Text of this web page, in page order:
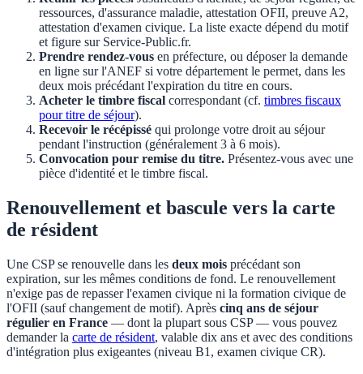
ressources, d'assurance maladie, attestation OFII, preuve A2,
attestation d'examen civique. La liste exacte dépend du motif
et figure sur Service-Public.fr.
Prendre rendez-vous en préfecture, ou déposer la demande
en ligne sur l'ANEF si votre département le permet, dans les
deux mois précédant l'expiration du titre en cours.
Acheter le timbre fiscal correspondant (cf. timbres fiscaux
pour titre de séjour).
Recevoir le récépissé qui prolonge votre droit au séjour
pendant l'instruction (généralement 3 à 6 mois).
Convocation pour remise du titre. Présentez-vous avec une
pièce d'identité et le timbre fiscal.
Renouvellement et bascule vers la carte
de résident
Une CSP se renouvelle dans les deux mois précédant son
expiration, sur les mêmes conditions de fond. Le renouvellement
n'exige pas de repasser l'examen civique ni la formation civique de
l'OFII (sauf changement de motif). Après cinq ans de séjour
régulier en France — dont la plupart sous CSP — vous pouvez
demander la carte de résident, valable dix ans et avec des conditions
d'intégration plus exigeantes (niveau B1, examen civique CR).